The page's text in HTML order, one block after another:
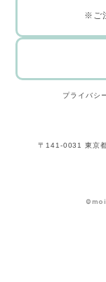
※ご
〒141-0031 東京
©
プライバシ